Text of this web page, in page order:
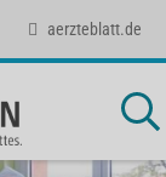
aerzteblatt.de